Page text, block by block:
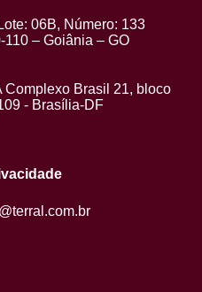
06B, Número: 133
– Goiânia – GO
Complexo Brasil 21, bloco
- Brasília-DF